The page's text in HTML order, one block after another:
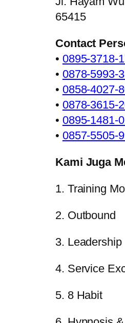
65415
Contact
• 0895-3718-
• 0878-5993-
• 0858-4027-
• 0878-3615-
• 0895-1481-
• 0857-5505-
Kami Juga
1. Training
2. Outbound
3. Leadership
4. Service
5. 8 Habit